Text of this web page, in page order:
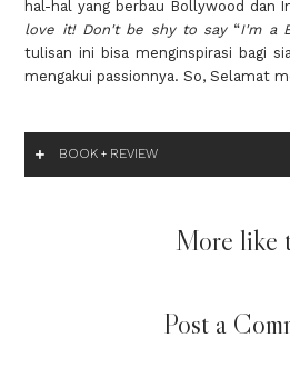
hal-hal yang berbau Bollywood dan
love it! Don't be shy to say“I'm a
tulisan ini bisa menginspirasi bagi
mengakui passionnya. So, Selamat
BOOK + REVIEW
More like
Post a